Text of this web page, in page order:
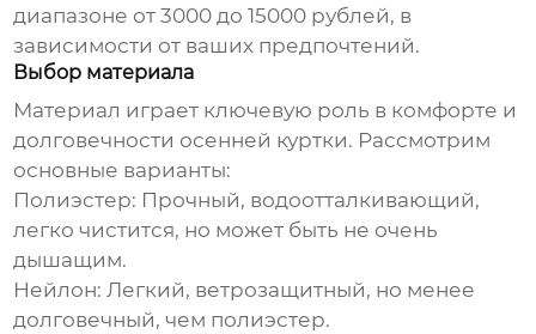
диапазоне от 3000 до 15000 рублей, в
зависимости от ваших предпочтений.
Выбор материала
Материал играет ключевую роль в комфорте и
долговечности осенней куртки. Рассмотрим
основные варианты:
Полиэстер: Прочный, водоотталкивающий,
легко чистится, но может быть не очень
дышащим.
Нейлон: Легкий, ветрозащитный, но менее
долговечный, чем полиэстер.